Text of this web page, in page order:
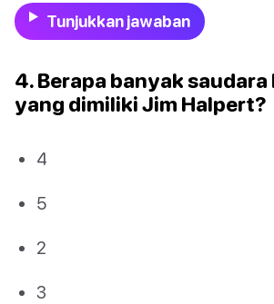
Tunjukkan jawaban
4. Berapa banyak
yang dimiliki Jim Halpert?
4
5
2
3